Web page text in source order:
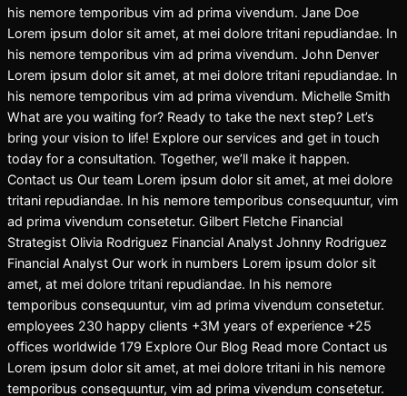
his nemore temporibus vim ad prima vivendum. Jane Doe
Lorem ipsum dolor sit amet, at mei dolore tritani repudiandae. In
his nemore temporibus vim ad prima vivendum. John Denver
Lorem ipsum dolor sit amet, at mei dolore tritani repudiandae. In
his nemore temporibus vim ad prima vivendum. Michelle Smith
What are you waiting for? Ready to take the next step? Let’s
bring your vision to life! Explore our services and get in touch
today for a consultation. Together, we’ll make it happen.
Contact us Our team Lorem ipsum dolor sit amet, at mei dolore
tritani repudiandae. In his nemore temporibus consequuntur, vim
ad prima vivendum consetetur. Gilbert Fletche Financial
Strategist Olivia Rodriguez Financial Analyst Johnny Rodriguez
Financial Analyst Our work in numbers Lorem ipsum dolor sit
amet, at mei dolore tritani repudiandae. In his nemore
temporibus consequuntur, vim ad prima vivendum consetetur.
employees 230 happy clients +3M years of experience +25
offices worldwide 179 Explore Our Blog Read more Contact us
Lorem ipsum dolor sit amet, at mei dolore tritani in his nemore
temporibus consequuntur, vim ad prima vivendum consetetur.